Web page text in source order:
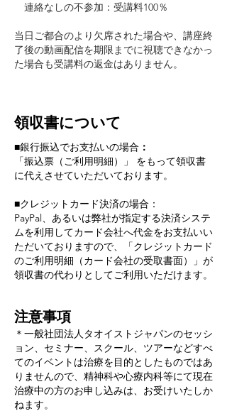
連絡なしの不参加：受講料100％
当日ご都合のより欠席された場合や、講座終
了後の動画配信を期限までに視聴できなかっ
た場合も受講料の返金はありません。
領収書について
■銀行振込でお支払いの場合 ：
「振込票（ご利用明細）」 をもって領収書
に代えさせていただいております。
■クレジットカード決済の場合：
PayPal、あるいは弊社が指定する決済システ
ムを利用してカード会社へ代金をお支払いい
ただいておりますので、「クレジットカード
のご利用明細（カード会社の受取書面）」が
領収書の代わりとしてご利用いただけます。​
注意事項
＊ 一般社団法人 タオイストジャパンのセッシ
ョン、セミナー、スクール、ツアーなどすべ
てのイベントは治療を目的としたものではあ
りませんので、精神科や心療内科等にて現在
治療中の方のお申し込みは、お受けいたしか
ねます。